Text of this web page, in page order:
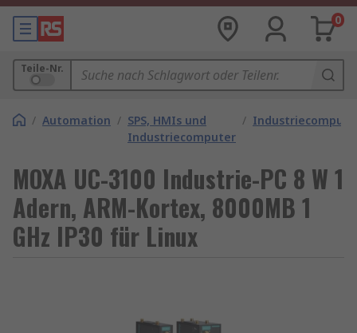
0
Teile-Nr.
/ Automation / SPS, HMIs und
Industriecomputer
/
MOXA UC-3100 Industrie-PC 8 W 1
Adern, ARM-Kortex, 8000MB 1
GHz IP30 für Linux